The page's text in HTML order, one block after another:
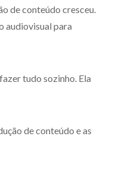
de conteúdo cresceu.
audiovisual para
tudo sozinho. Ela
de conteúdo e as